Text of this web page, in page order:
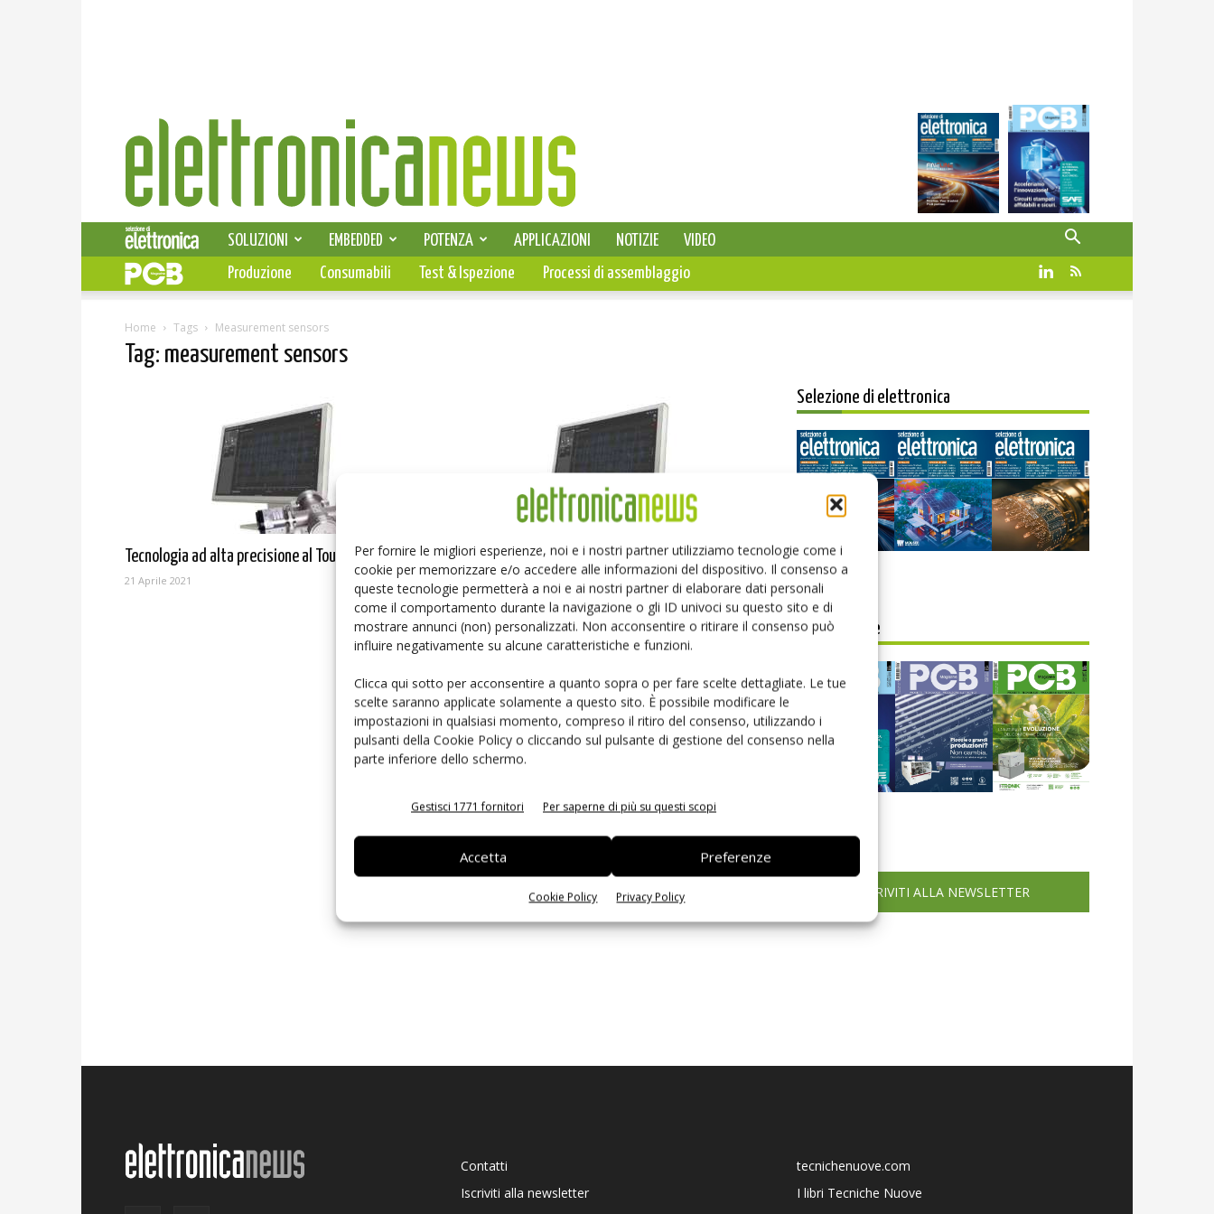
Per fornire le migliori esperienze, noi e i nostri partner utilizziamo tecnologie come i
cookie per memorizzare e/o accedere alle informazioni del dispositivo. Il consenso a
queste tecnologie permetterà a noi e ai nostri partner di elaborare dati personali
come il comportamento durante la navigazione o gli ID univoci su questo sito e di
mostrare annunci (non) personalizzati. Non acconsentire o ritirare il consenso può
influire negativamente su alcune caratteristiche e funzioni.
Clicca qui sotto per acconsentire a quanto sopra o per fare scelte dettagliate. Le tue
scelte saranno applicate solamente a questo sito. È possibile modificare le
impostazioni in qualsiasi momento, compreso il ritiro del consenso, utilizzando i
pulsanti della Cookie Policy o cliccando sul pulsante di gestione del consenso nella
parte inferiore dello schermo.
Gestisci 1771 fornitori Per saperne di più su questi scopi
Accetta Preferenze
Cookie Policy Privacy Policy
Elettronica
News
SELEZIONE DI ELETTRONICA
SOLUZIONI EMBEDDED POTENZA APPLICAZIONI NOTIZIE
VIDEO
PCB
Produzione Consumabili Test & Ispezione Processi di assemblaggio
Home Tags Measurement sensors
Tag: measurement sensors
Tecnologia ad alta precisione al Touch Taiwan
21 Aprile 2021
High-Precision Sensor Technology at Touch
Taiwan
20 Aprile 2021
Selezione di elettronica
Edicola web
PCB Magazine
ISCRIVITI ALLA NEWSLETTER
Contatti
Iscriviti alla newsletter
tecnichenuove.com
I libri Tecniche Nuove